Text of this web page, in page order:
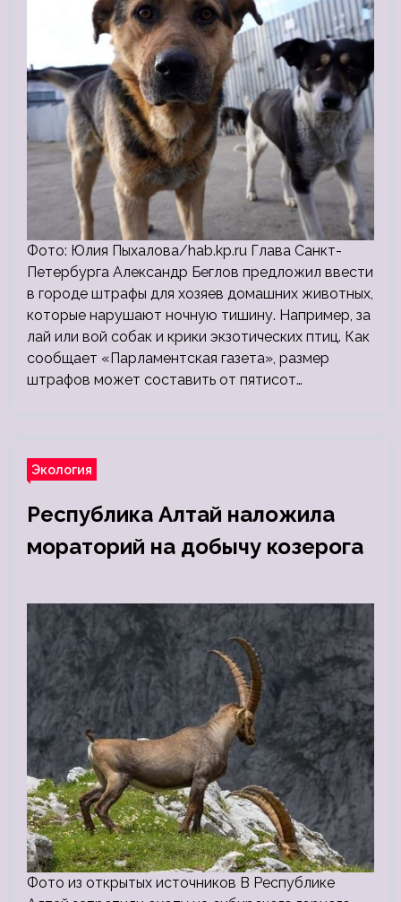
Фото: Юлия Пыхалова/hab.kp.ru Глава Санкт-
Петербурга Александр Беглов предложил ввести
в городе штрафы для хозяев домашних животных,
которые нарушают ночную тишину. Например, за
лай или вой собак и крики экзотических птиц. Как
сообщает «Парламентская газета», размер
штрафов может составить от пятисот…
Экология
Республика Алтай наложила
мораторий на добычу козерога
Фото из открытых источников В Республике